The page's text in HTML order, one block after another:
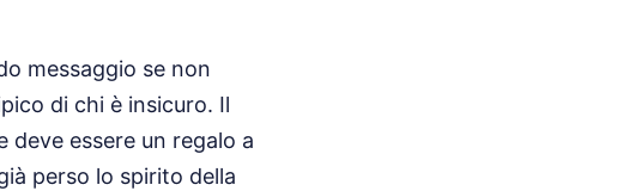
messaggio se non
di chi è insicuro. Il
essere un regalo a
perso lo spirito della